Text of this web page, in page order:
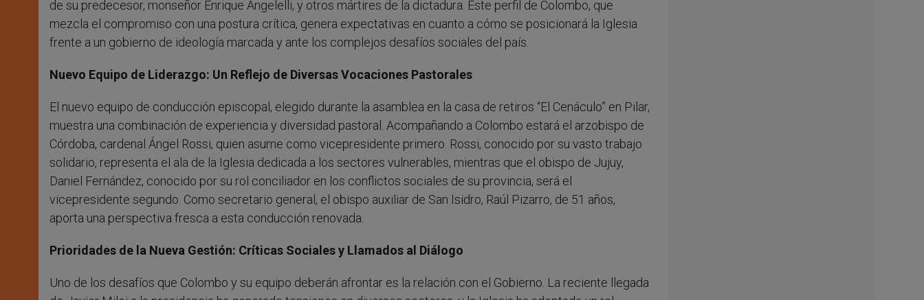
de su predecesor, monseñor Enrique Angelelli, y otros mártires de la dictadura. Este perfil de Colombo, que
mezcla el compromiso con una postura crítica, genera expectativas en cuanto a cómo se posicionará la Iglesia
frente a un gobierno de ideología marcada y ante los complejos desafíos sociales del país.
Nuevo Equipo de Liderazgo: Un Reflejo de Diversas Vocaciones Pastorales
El nuevo equipo de conducción episcopal, elegido durante la asamblea en la casa de retiros “El Cenáculo” en Pilar,
muestra una combinación de experiencia y diversidad pastoral. Acompañando a Colombo estará el arzobispo de
Córdoba, cardenal Ángel Rossi, quien asume como vicepresidente primero. Rossi, conocido por su vasto trabajo
solidario, representa el ala de la Iglesia dedicada a los sectores vulnerables, mientras que el obispo de Jujuy,
Daniel Fernández, conocido por su rol conciliador en los conflictos sociales de su provincia, será el
vicepresidente segundo. Como secretario general, el obispo auxiliar de San Isidro, Raúl Pizarro, de 51 años,
aporta una perspectiva fresca a esta conducción renovada.
Prioridades de la Nueva Gestión: Críticas Sociales y Llamados al Diálogo
Uno de los desafíos que Colombo y su equipo deberán afrontar es la relación con el Gobierno. La reciente llegada